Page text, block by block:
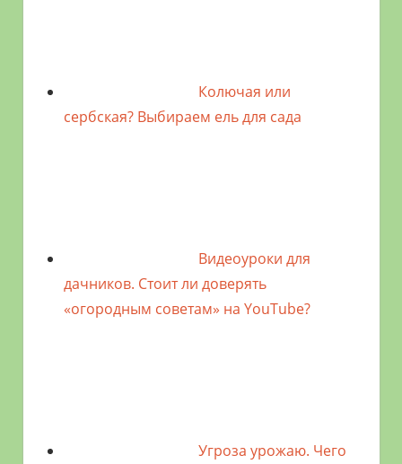
Колючая или
сербская? Выбираем ель для сада
Видеоуроки для
дачников. Стоит ли доверять
«огородным советам» на YouTube?
Угроза урожаю. Чего